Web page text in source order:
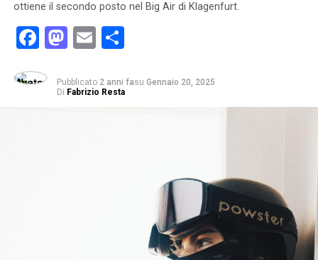
ottiene il secondo posto nel Big Air di Klagenfurt.
Facebook
Mastodon
EmailCondividi
Pubblicato 2 anni fasu Gennaio 20, 2025
Di Fabrizio Resta